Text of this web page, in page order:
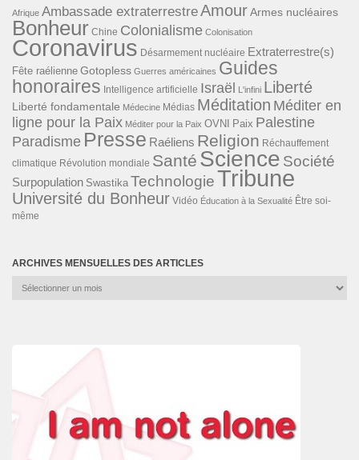
Afrique Ambassade extraterrestreAmourArmes nucléaires
Bonheur Chine Colonialisme Colonisation
Coronavirus Désarmement nucléaire Extraterrestre(s)
Fête raélienne Gotopless Guerres américaines Guides
honoraires Intelligence artificielle Israël L'infini Liberté
Liberté fondamentale Médecine Médias Méditation Méditer en
ligne pour la Paix Méditer pour la Paix OVNI Paix Palestine
Paradisme Presse Raéliens Religion Réchauffement
climatique Révolution mondiale Santé Science Société
Surpopulation Swastika TechnologieTribune
Université du Bonheur Vidéo Éducation à la Sexualité Être soi-
même
ARCHIVES MENSUELLES DES ARTICLES
Archives